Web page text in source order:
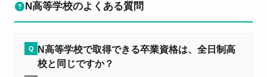
N高等学校のよくある質問
Q
N高等学校で取得できる卒業資格は、全日制高
校と同じですか？